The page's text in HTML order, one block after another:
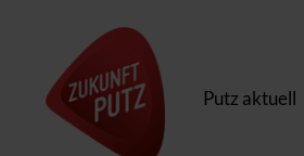
Putz aktuell